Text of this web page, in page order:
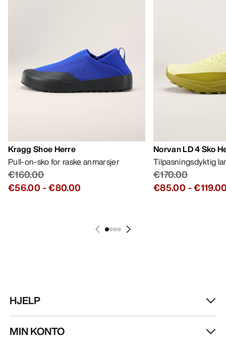
Kragg Shoe Herre
Pull-on-sko for raske anmarsjer
€160.00
€56.00 -€80.00
Norvan LD 4 Sko
Tilpasningsdyktig
€170.00
€85.00 -
HJELP
MIN KONTO